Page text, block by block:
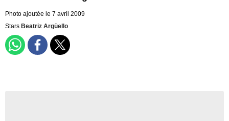
Photo ajoutée le 7 avril 2009
Stars Beatriz Argüello